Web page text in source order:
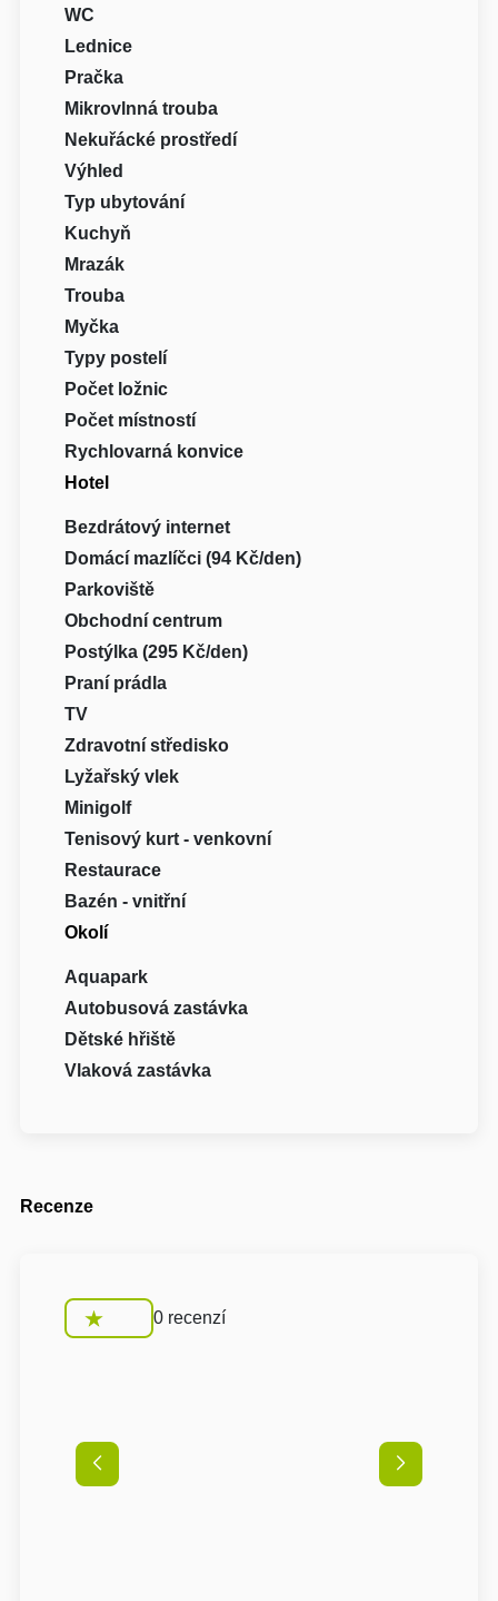
WC
Lednice
Pračka
Mikrovlnná trouba
Nekuřácké prostředí
Výhled
Typ ubytování
Kuchyň
Mrazák
Trouba
Myčka
Typy postelí
Počet ložnic
Počet místností
Rychlovarná konvice
Hotel
Bezdrátový internet
Domácí mazlíčci (94 Kč/den)
Parkoviště
Obchodní centrum
Postýlka (295 Kč/den)
Praní prádla
TV
Zdravotní středisko
Lyžařský vlek
Minigolf
Tenisový kurt - venkovní
Restaurace
Bazén - vnitřní
Okolí
Aquapark
Autobusová zastávka
Dětské hřiště
Vlaková zastávka
Recenze
0 recenzí